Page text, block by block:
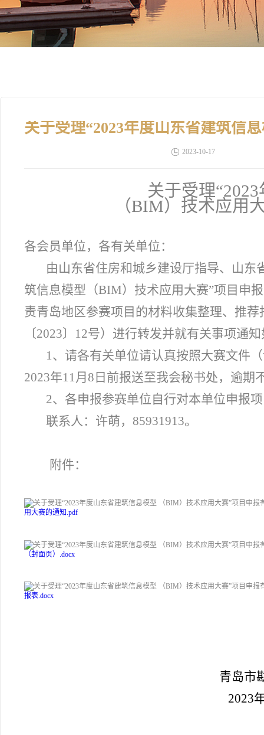
2023-10-17
关于受理
（BIM）技术应用
各会员单位，各有关单位：
由山东省住房和城乡建设厅指导、山东
筑信息模型（BIM）技术应用大赛”项目申
责青岛地区参赛项目的材料收集整理、推
〔2023〕12号）进行转发并就有关事项通
1、请各有关单位请认真按照大赛文件
2023年11月8日前报送至我会秘书处，逾期
2、各申报参赛单位自行对本单位申报
联系人：许萌，85931913。
附件：
用大赛的通知.pdf
（封面页）.docx
报表.docx
青岛市
2023